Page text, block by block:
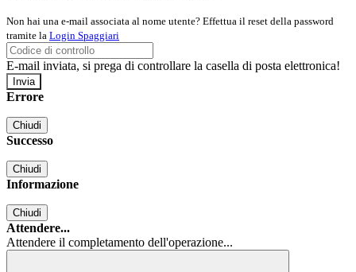
Non hai una e-mail associata al nome utente? Effettua il reset della password
tramite la Login Spaggiari
E-mail inviata, si prega di controllare la casella di posta elettronica!
Errore
Chiudi
Successo
Chiudi
Informazione
Chiudi
Attendere...
Attendere il completamento dell'operazione...